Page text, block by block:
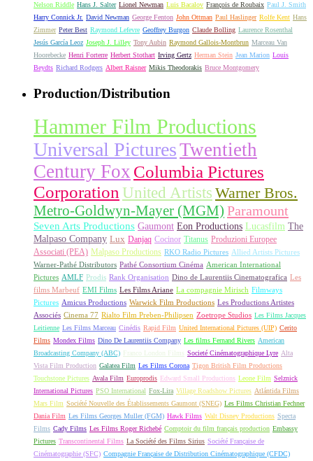
Nelson Riddle Hans J. Salter Lionel Newman Luis Bacalov François de Roubaix Paul J. Smith
Harry Connick Jr. David Newman George Fenton John Ottman Paul Haslinger Rolfe Kent Hans
Zimmer Peter Best Raymond Lefevre Geoffrey Burgon Claude Bolling Laurence Rosenthal
Jesús García Leoz Joseph J. Lilley Tony Aubin Raymond Gallois-Montbrun Marceau Van
Hoorebecke Henri Forterre Herbert Stothart Irving Gertz Herman Stein Jean Marion Louis
Beydts Richard Rodgers Albert Raisner Mikis Theodorakis Bruce Montgomery
Production/Distribution
Hammer Film Productions
Universal PicturesTwentieth
Century Fox Columbia Pictures
Corporation United Artists Warner Bros.
Metro-Goldwyn-Mayer (MGM) Paramount
Seven Arts Productions Gaumont Eon Productions Lucasfilm The
Malpaso Company Lux Danjaq Cocinor Titanus Produzioni Europee
Associati (PEA) Malpaso Productions RKO Radio Pictures Allied Artists Pictures
Warner-Pathé Distributors Pathé Consortium Cinéma American International
Pictures AMLF Prodis Rank Organisation Dino de Laurentiis Cinematografica Les
films Marbeuf EMI Films Les Films Ariane La compagnie Mirisch Filmways
Pictures Amicus Productions Warwick Film Productions Les Productions Artistes
Associés Cinema 77 Rialto Film Preben-Philipsen Zoetrope Studios Les Films Jacques
Leitienne Les Films Marceau Cinédis Rapid Film United International Pictures (UIP) Cerito
Films Mondex Films Dino De Laurentiis Company Les films Fernand Rivers American
Broadcasting Company (ABC) Franco London Films Societé Cinématographique Lyre Alta
Vista Film Production Galatea Film Les Films Corona Tigon British Film Productions
Touchstone Pictures Avala Film Europrodis Edward Small Productions Leone Film Selznick
International Pictures PSO International Fox-Lira Village Roadshow Pictures Atlántida Films
Mars Film Société Nouvelle des Établissements Gaumont (SNEG) Les Films Christian Fechner
Dania Film Les Films Georges Muller (FGM) Hawk Films Walt Disney Productions Specta
Films Cady Films Les Films Roger Richebé Comptoir du film français production Embassy
Pictures Transcontinental Films La Société des Films Sirius Société Française de
Cinématographie (SFC) Compagnie Française de Distribution Cinématographique (CFDC)